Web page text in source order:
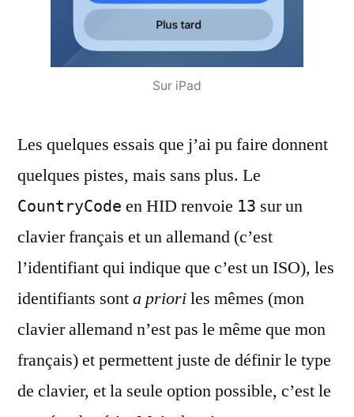
Sur iPad
Les quelques essais que j’ai pu faire donnent
quelques pistes, mais sans plus. Le
CountryCode en HID renvoie 13 sur un
clavier français et un allemand (c’est
l’identifiant qui indique que c’est un ISO), les
identifiants sonta prioriles mêmes (mon
clavier allemand n’est pas le même que mon
français) et permettent juste de définir le type
de clavier, et la seule option possible, c’est le